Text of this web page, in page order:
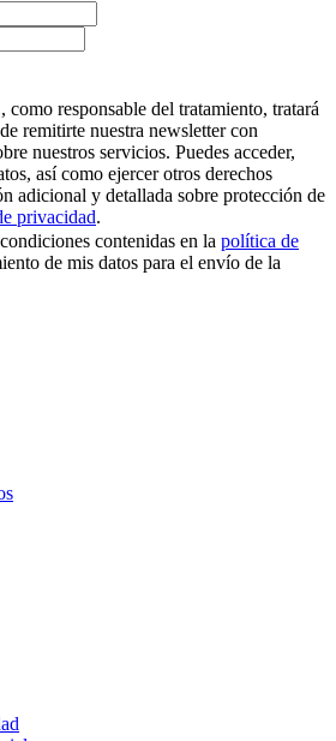
responsable del tratamiento, tratará
remitirte nuestra newsletter con
nuestros servicios. Puedes acceder,
así como ejercer otros derechos
adicional y detallada sobre protección de
privacidad.
contenidas en la política de
de mis datos para el envío de la